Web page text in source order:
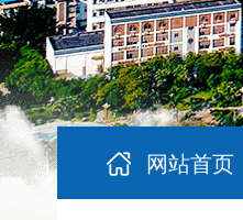
网站首页